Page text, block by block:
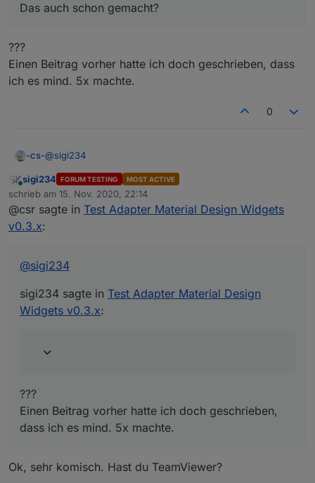
Das auch schon gemacht?
???
Einen Beitrag vorher hatte ich doch geschrieben, dass
ich es mind. 5x machte.
0
-cs-@sigi234
sigi234 sagte inTest Adapter Material Design Widgets
v0.3.x
Einen Beitrag vorher hatte ich doch geschrieben, dass ich
Online
sigi234 FORUM TESTING MOST ACTIVE
schrieb am 15. Nov. 2020, 22:14
zuletzt editiert von
@csr sagte in Test Adapter Material Design Widgets
v0.3.x:
@sigi234
sigi234 sagte in Test Adapter Material Design
Widgets v0.3.x:
???
Einen Beitrag vorher hatte ich doch geschrieben,
dass ich es mind. 5x machte.
Ok, sehr komisch. Hast du TeamViewer?